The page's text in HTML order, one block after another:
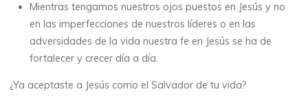
Mientras tengamos nuestros ojos puestos en Jesús y no
en las imperfecciones de nuestros líderes o en las
adversidades de la vida nuestra fe en Jesús se ha de
fortalecer y crecer día a día.
¿Ya aceptaste a Jesús como el Salvador de tu vida?